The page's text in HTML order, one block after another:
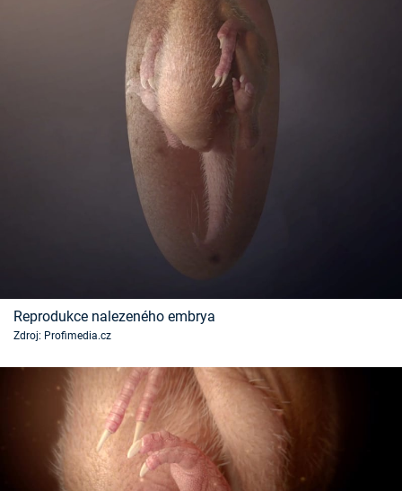
Reprodukce nalezeného embrya
Zdroj: Profimedia.cz